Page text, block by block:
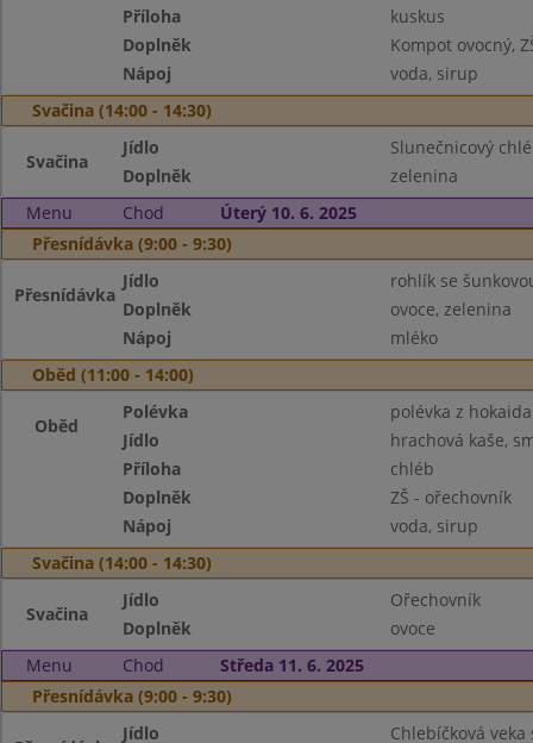
Příloha
kuskus
Doplněk
Kompot ovocný,
Nápoj
voda, sirup
Svačina (14:00 - 14:30)
Svačina
Jídlo
Slunečnicový
Doplněk
zelenina
Menu
Chod
Úterý 10. 6. 2025
Přesnídávka (9:00 - 9:30)
Přesnídávka
Jídlo
rohlík se
Doplněk
ovoce, zelenina
Nápoj
mléko
Oběd (11:00 - 14:00)
Oběd
Polévka
polévka z hokaida
Jídlo
hrachová kaše,
Příloha
chléb
Doplněk
ZŠ - ořechovník
Nápoj
voda, sirup
Svačina (14:00 - 14:30)
Svačina
Jídlo
Ořechovník
Doplněk
ovoce
Menu
Chod
Středa 11. 6. 2025
Přesnídávka (9:00 - 9:30)
Jídlo
Chlebíčková